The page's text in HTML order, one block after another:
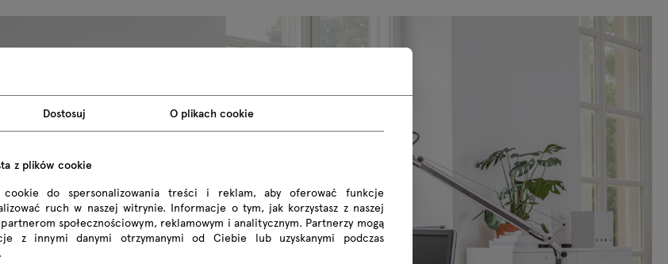
Dostosuj O plikach cookie
z plików cookie
cookie do spersonalizowania treści i reklam, aby oferować funkcje
ruch w naszej witrynie. Informacje o tym, jak korzystasz z naszej
społecznościowym, reklamowym i analitycznym. Partnerzy mogą
z innymi danymi otrzymanymi od Ciebie lub uzyskanymi podczas